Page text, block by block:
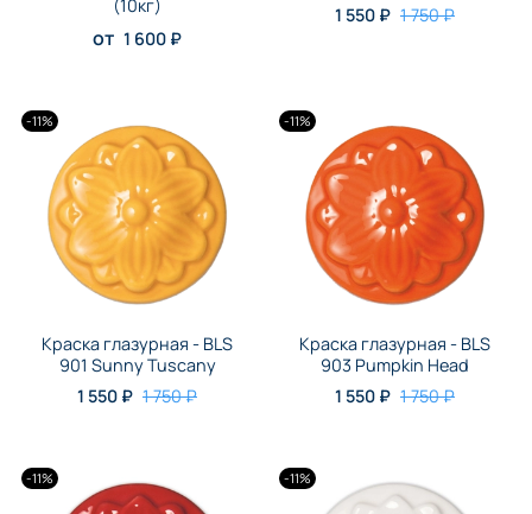
(10кг)
от 1 600 ₽
1 550 ₽ 1 750 ₽
-11%
Краска глазурная - BLS
901 Sunny Tuscany
1 550 ₽ 1 750 ₽
-11%
Краска глазурная - BLS
903 Pumpkin Head
1 550 ₽ 1 750 ₽
-11% -11%